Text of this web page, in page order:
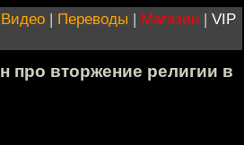
Видео | Переводы | Магазин | VIP
про вторжение религии в